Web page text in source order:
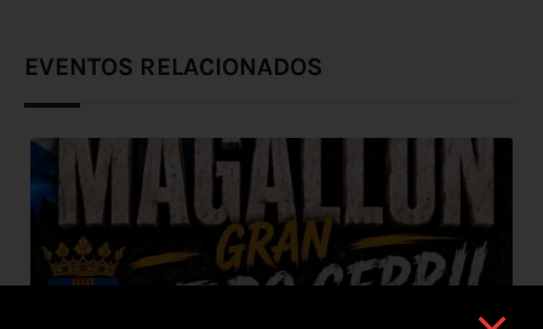
EVENTOS RELACIONADOS